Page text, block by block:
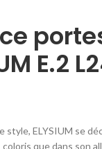
E.2
ELYSIUM se
que dans son